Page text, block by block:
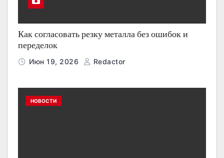
Как согласовать резку металла без ошибок и
переделок
Июн 19, 2026 Redactor
НОВОСТИ